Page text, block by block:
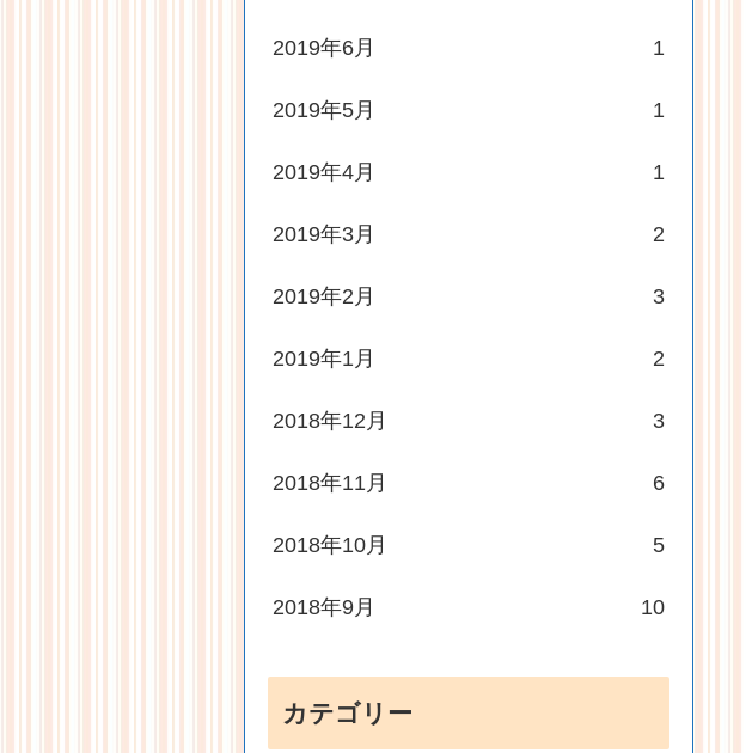
2019年6月 1
2019年5月 1
2019年4月 1
2019年3月 2
2019年2月 3
2019年1月 2
2018年12月 3
2018年11月 6
2018年10月 5
2018年9月 10
カテゴリー